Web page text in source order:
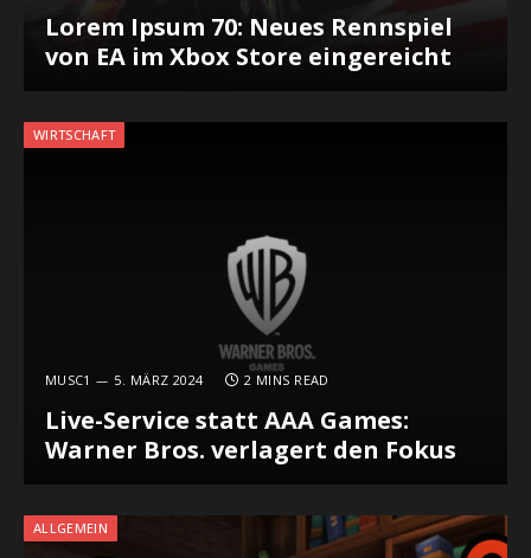
Lorem Ipsum 70: Neues Rennspiel
von EA im Xbox Store eingereicht
WIRTSCHAFT
MUSC1 5. MÄRZ 2024 2 MINS READ
Live-Service statt AAA Games:
Warner Bros. verlagert den Fokus
ALLGEMEIN